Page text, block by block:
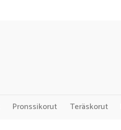
Pronssikorut Teräskorut